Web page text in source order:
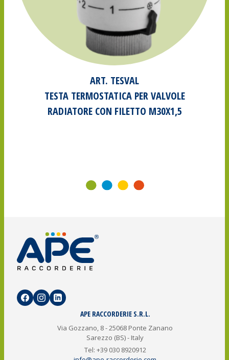
ART. TESVAL
TESTA TERMOSTATICA PER VALVOLE
RADIATORE CON FILETTO M30X1,5
APE RACCORDERIE S.R.L.
Via Gozzano, 8 - 25068 Ponte Zanano
Sarezzo (BS) - Italy
Tel: +39 030 8920912